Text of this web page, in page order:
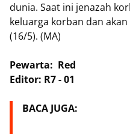
dunia. Saat ini jenazah
keluarga korban dan
(16/5). (MA)
Pewarta: Red
Editor: R7 - 01
BACA JUGA: